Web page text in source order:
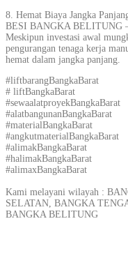
8. Hemat Biaya Jangka
BESI BANGKA BELITUNG
Meskipun investasi awal
pengurangan tenaga kerja
hemat dalam jangka panjang.
#liftbarangBangkaBarat
# liftBangkaBarat
#sewaalatproyekBangkaBarat
#alatbangunanBangkaBarat
#materialBangkaBarat
#angkutmaterialBangkaBarat
#alimakBangkaBarat
#halimakBangkaBarat
#alimaxBangkaBarat
Kami melayani wilayah :
SELATAN, BANGKA
BANGKA BELITUNG